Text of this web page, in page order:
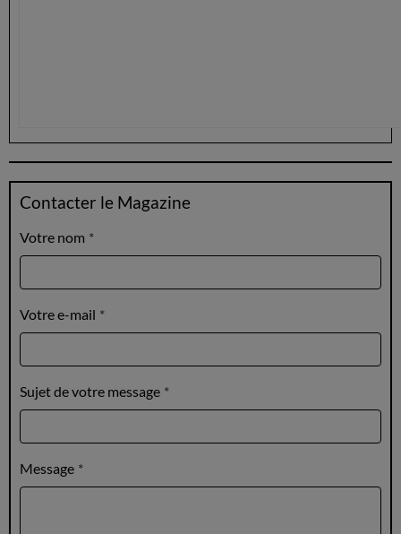
Contacter le Magazine
Votre nom
Votre e-mail
Sujet de votre message
Message